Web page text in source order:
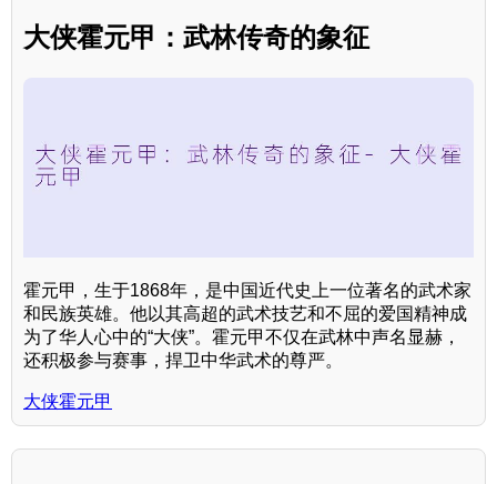
大侠霍元甲：武林传奇的象征
霍元甲，生于1868年，是中国近代史上一位著名的武术家
和民族英雄。他以其高超的武术技艺和不屈的爱国精神成
为了华人心中的“大侠”。霍元甲不仅在武林中声名显赫，
还积极参与赛事，捍卫中华武术的尊严。
大侠霍元甲